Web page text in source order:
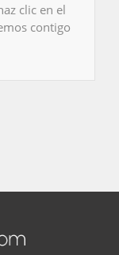
clic en el
contigo